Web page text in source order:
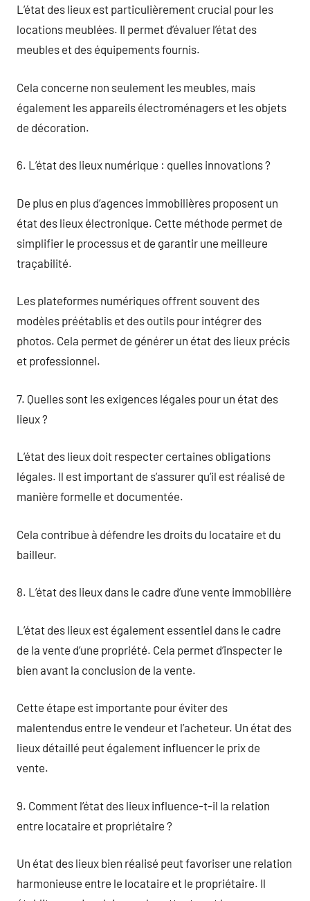
L’état des lieux est particulièrement crucial pour les
locations meublées. Il permet d’évaluer l’état des
meubles et des équipements fournis.
Cela concerne non seulement les meubles, mais
également les appareils électroménagers et les objets
de décoration.
6. L’état des lieux numérique : quelles innovations ?
De plus en plus d’agences immobilières proposent un
état des lieux électronique. Cette méthode permet de
simplifier le processus et de garantir une meilleure
traçabilité.
Les plateformes numériques offrent souvent des
modèles préétablis et des outils pour intégrer des
photos. Cela permet de générer un état des lieux précis
et professionnel.
7. Quelles sont les exigences légales pour un état des
lieux ?
L’état des lieux doit respecter certaines obligations
légales. Il est important de s’assurer qu’il est réalisé de
manière formelle et documentée.
Cela contribue à défendre les droits du locataire et du
bailleur.
8. L’état des lieux dans le cadre d’une vente immobilière
L’état des lieux est également essentiel dans le cadre
de la vente d’une propriété. Cela permet d’inspecter le
bien avant la conclusion de la vente.
Cette étape est importante pour éviter des
malentendus entre le vendeur et l’acheteur. Un état des
lieux détaillé peut également influencer le prix de
vente.
9. Comment l’état des lieux influence-t-il la relation
entre locataire et propriétaire ?
Un état des lieux bien réalisé peut favoriser une relation
harmonieuse entre le locataire et le propriétaire. Il